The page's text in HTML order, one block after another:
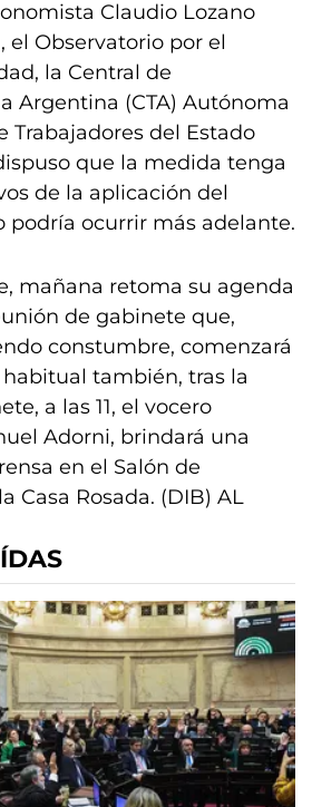
Claudio Lozano
el Observatorio por el
la Central de
Argentina (CTA) Autónoma
Trabajadores del Estado
que la medida tenga
de la aplicación del
podría ocurrir más adelante.
mañana retoma su agenda
de gabinete que,
constumbre, comenzará
habitual también, tras la
a las 11, el vocero
Adorni, brindará una
en el Salón de
Casa Rosada. (DIB) AL